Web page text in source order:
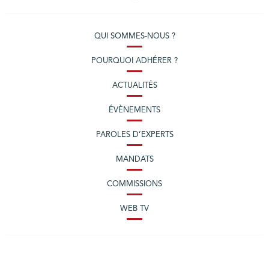
QUI SOMMES-NOUS ?
POURQUOI ADHÉRER ?
ACTUALITÉS
ÉVÈNEMENTS
PAROLES D’EXPERTS
MANDATS
COMMISSIONS
WEB TV